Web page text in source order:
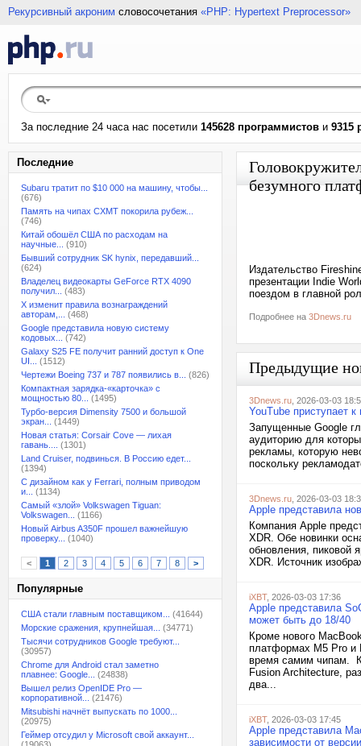
Рекурсивный акроним словосочетания «PHP: Hypertext Preprocessor»
За последние 24 часа нас посетили 145628 программистов и 9315
Последние
Subaru тратит по $10 000 на машину, чтобы...
(676)
Память на чипах CXMT покорила рубеж...
(746)
Китай обошёл США по расходам на
научные...
(910)
Бывший сотрудник SK hynix, передавший...
(624)
Владелец видеокарты GeForce RTX 4090
получил...
(483)
X изменит правила вознаграждений
авторам,...
(468)
Google представила новую систему
кодовых...
(742)
Galaxy S25 FE получит ранний доступ к One
UI...
(1512)
Чертежи Boeing 737 и 787 появились в...
(826)
Компактная зарядка-«карточка» с
мощностью 80...
(1495)
Турбо-версия Dimensity 7500 и большой
экран...
(1449)
Новая статья: Corsair Cove — лихая
гавань....
(1301)
Land Cruiser, подвинься. В Россию едет...
(1394)
С дизайном как у Ferrari, полным приводом
и...
(1134)
Самый «злой» Volkswagen Tiguan:
Volkswagen...
(1166)
Новый Airbus A350F прошел важнейшую
проверку...
(1040)
< 1 2 3 4 5 6 7 8 >
Популярные
США стали главным поставщиком...
(41644)
Морские сражения, крупнейшая...
(34771)
Тысячи сотрудников Google требуют...
(30957)
Chrome для Android стал заметно
плавнее: Google...
(24838)
Вышел релиз OpenIDE Pro —
корпоративной...
(21476)
Mitsubishi начнёт выпускать по 1000...
(20975)
Геймер отсудил у Microsoft свой аккаунт...
безумного
Издательство
презентации Indie
поездом в главной
Подробнее на 3Dnews.ru
Предыдущие
3Dnews.ru , 2026-03-03
YouTube приступает
Запущенные Google
аудиторию для
рекламы, которую
поскольку
3Dnews.ru , 2026-03-03
Apple представила
Компания Apple
XDR. Обе новинки
обновления, пиковой
XDR. Источник
iXBT, 2026-03-03 17:36
Apple представила
может быть до 18/40
Кроме нового
платформах M5 Pro и
время самим чипам.
Fusion Architecture,
два...
iXBT, 2026-03-03 17:45
Apple представила
зависимости от версии